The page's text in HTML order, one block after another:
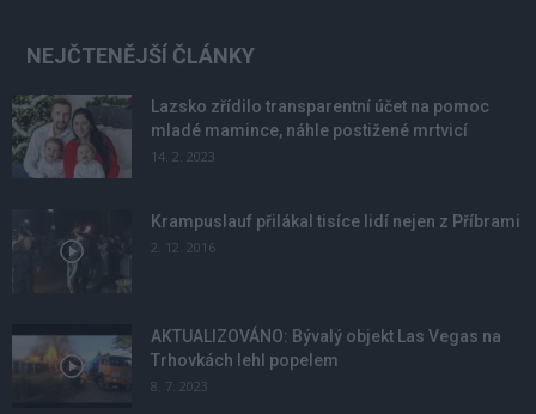
NEJČTENĚJŠÍ ČLÁNKY
Lazsko zřídilo transparentní účet na pomoc
mladé mamince, náhle postižené mrtvicí
14. 2. 2023
Krampuslauf přilákal tisíce lidí nejen z Příbrami
2. 12. 2016
AKTUALIZOVÁNO: Bývalý objekt Las Vegas na
Trhovkách lehl popelem
8. 7. 2023